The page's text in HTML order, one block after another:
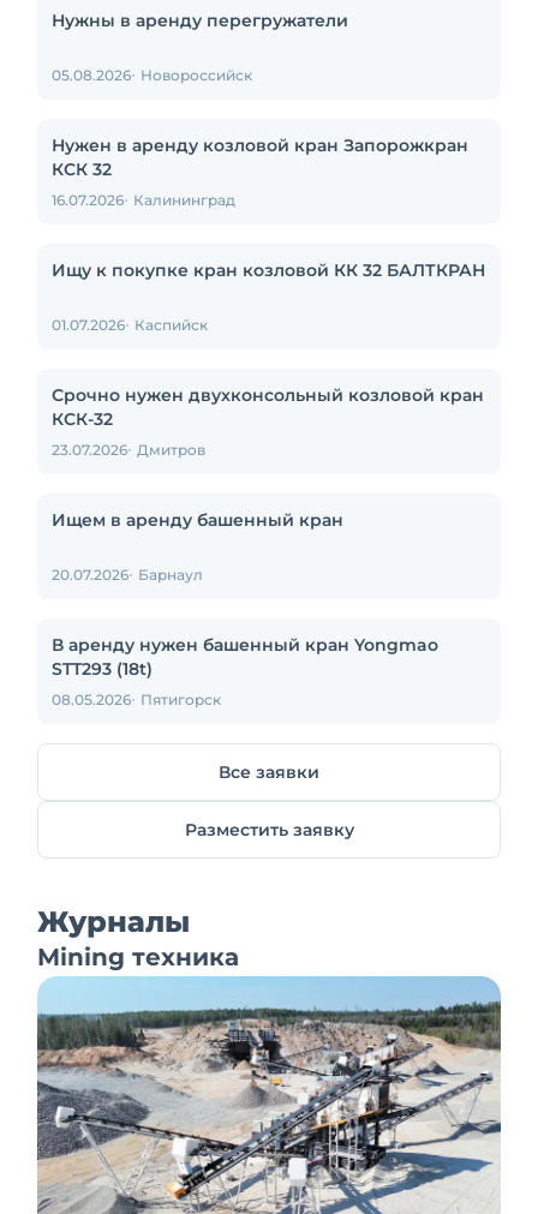
Нужны в аренду перегружатели
05.08.2026 Новороссийск
Нужен в аренду козловой кран Запорожкран
КСК 32
16.07.2026 Калининград
Ищу к покупке кран козловой КК 32 БАЛТКРАН
01.07.2026 Каспийск
Срочно нужен двухконсольный козловой кран
КСК-32
23.07.2026 Дмитров
Ищем в аренду башенный кран
20.07.2026 Барнаул
В аренду нужен башенный кран Yongmao
STT293 (18t)
08.05.2026 Пятигорск
Все заявки
Разместить заявку
Журналы
Mining техника